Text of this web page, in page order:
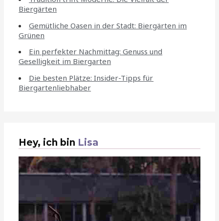
Biergärten
Gemütliche Oasen in der Stadt: Biergärten im
Grünen
Ein perfekter Nachmittag: Genuss und
Geselligkeit im Biergarten
Die besten Plätze: Insider-Tipps für
Biergartenliebhaber
Hey, ich bin Lisa